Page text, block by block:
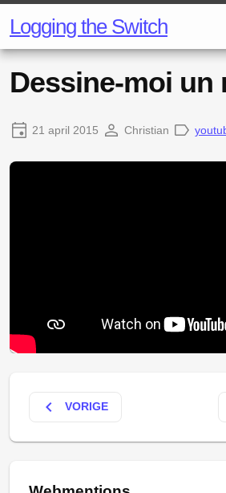
Logging the Switch
Dessine-moi un
21 april 2015 Christian
keyboard_arrow_left VORIGE